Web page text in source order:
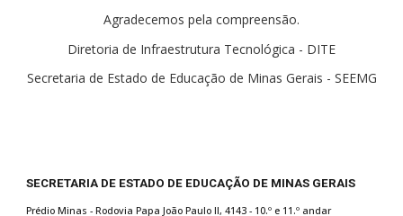
Agradecemos pela compreensão.
Diretoria de Infraestrutura Tecnológica - DITE
Secretaria de Estado de Educação de Minas Gerais - SEEMG
SECRETARIA DE ESTADO DE EDUCAÇÃO DE MINAS GERAIS
Prédio Minas - Rodovia Papa João Paulo II, 4143 - 1 0.º e 11.º andar